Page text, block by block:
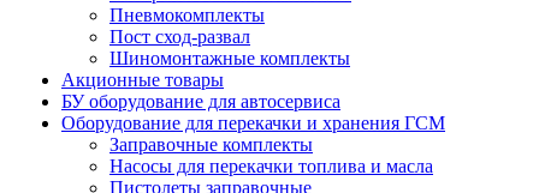
Пневмокомплекты
Пост сход-развал
Шиномонтажные комплекты
Акционные товары
БУ оборудование для автосервиса
Оборудование для перекачки и хранения ГСМ
Заправочные комплекты
Насосы для перекачки топлива и масла
Пистолеты заправочные